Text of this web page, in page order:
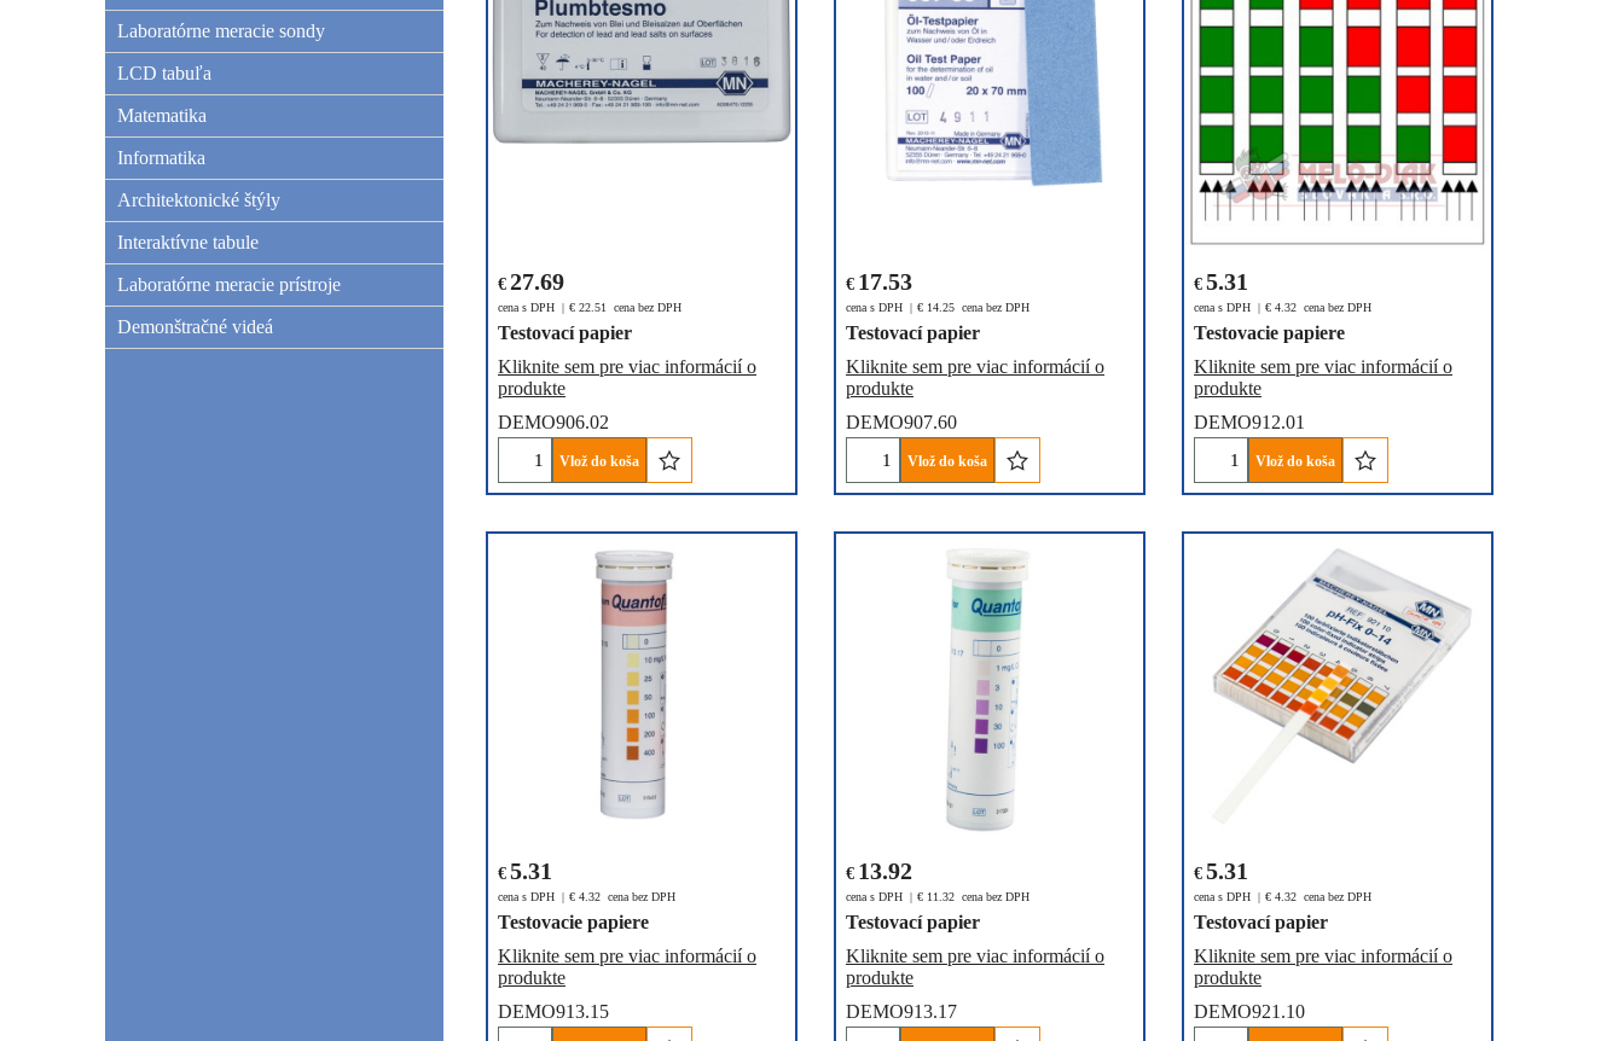
Laboratórne meracie sondy
LCD tabuľa
Matematika
Informatika
Architektonické štýly
Interaktívne tabule
Laboratórne meracie prístroje
Demonštračné videá
€ 27.69
cena s DPH € 22.51 cena bez DPH
Testovací papier
Kliknite sem pre viac informácií o
produkte
DEMO906.02
Vlož do koša
€ 17.53
cena s DPH € 14.25 cena bez DPH
Testovací papier
Kliknite sem pre viac informácií o
produkte
DEMO907.60
Vlož do koša
€ 5.31
cena s DPH € 4.32 cena bez DPH
Testovacie papiere
Kliknite sem pre viac informácií o
produkte
DEMO912.01
Vlož do koša
€ 5.31
cena s DPH € 4.32 cena bez DPH
Testovacie papiere
Kliknite sem pre viac informácií o
produkte
DEMO913.15
€ 13.92
cena s DPH € 11.32 cena bez DPH
Testovací papier
Kliknite sem pre viac informácií o
produkte
DEMO913.17
€ 5.31
cena s DPH € 4.32 cena bez DPH
Testovací papier
Kliknite sem pre viac informácií o
produkte
DEMO921.10